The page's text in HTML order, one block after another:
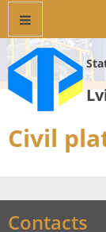
Civil
Contacts